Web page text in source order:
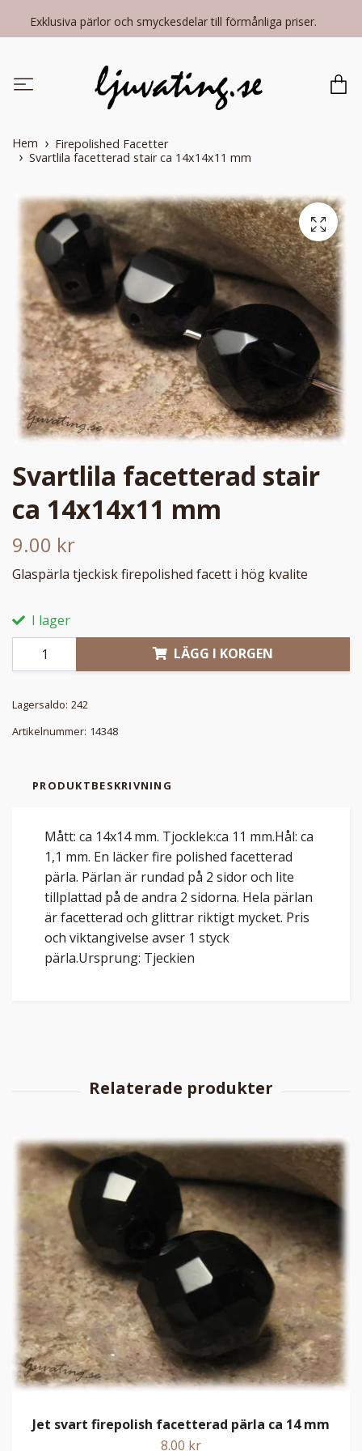
Exklusiva pärlor och smyckesdelar till förmånliga priser.
Hem
Firepolished Facetter
Svartlila facetterad stair ca 14x14x11 mm
Svartlila facetterad stair
ca 14x14x11 mm
9.00 kr
Glaspärla tjeckisk firepolished facett i hög kvalite
I lager
LÄGG I KORGEN
Lagersaldo: 242
Artikelnummer: 14348
PRODUKTBESKRIVNING
Mått: ca 14x14 mm. Tjocklek:ca 11 mm.Hål: ca
1,1 mm. En läcker fire polished facetterad
pärla. Pärlan är rundad på 2 sidor och lite
tillplattad på de andra 2 sidorna. Hela pärlan
är facetterad och glittrar riktigt mycket. Pris
och viktangivelse avser 1 styck
pärla.Ursprung: Tjeckien
Jet svart firepolish facetterad pärla ca 14 mm
8.00 kr